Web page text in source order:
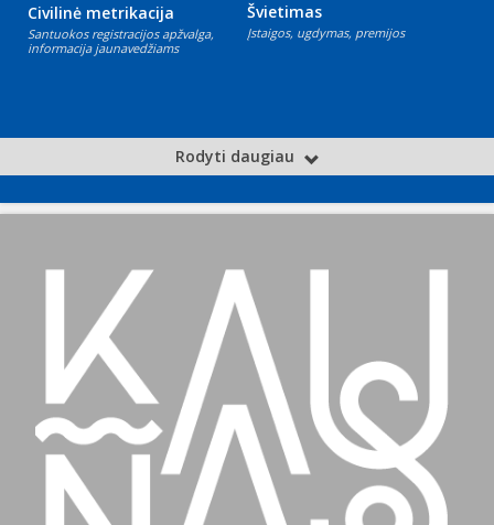
Civilinė metrikacija
Santuokos registracijos apžvalga,
informacija jaunavedžiams
Švietimas
Įstaigos, ugdymas, premijos
Rodyti daugiau